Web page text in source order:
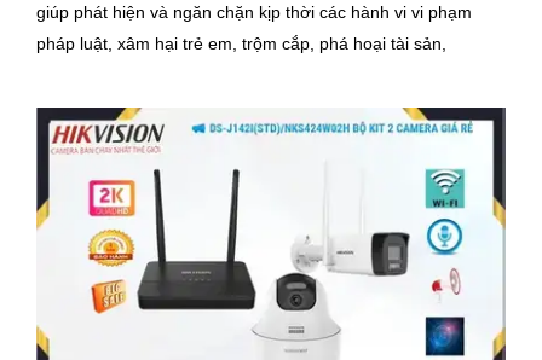
giúp phát hiện và ngăn chặn kịp thời các hành vi vi phạm
pháp luật, xâm hại trẻ em, trộm cắp, phá hoại tài sản,